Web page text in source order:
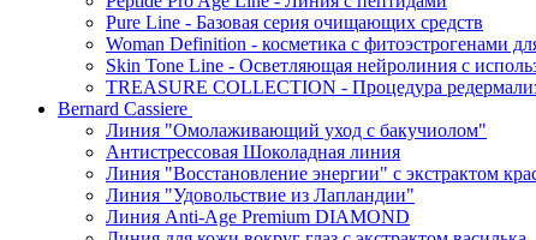
Pure Line - Базовая серия очищающих средств
Woman Definition - косметика с фитоэстрогенами
Skin Tone Line - Осветляющая нейролиния с
TREASURE COLLECTION - Процедура
Bernard Cassiere
Линия "Омолаживающий уход с бакучиолом"
Антистрессовая Шоколадная линия
Линия "Восстановление энергии" с экстрактом
Линия "Удовольствие из Лапландии"
Линия Anti-Age Premium DIAMOND